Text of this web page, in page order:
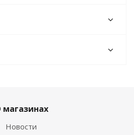
магазинах
Новости